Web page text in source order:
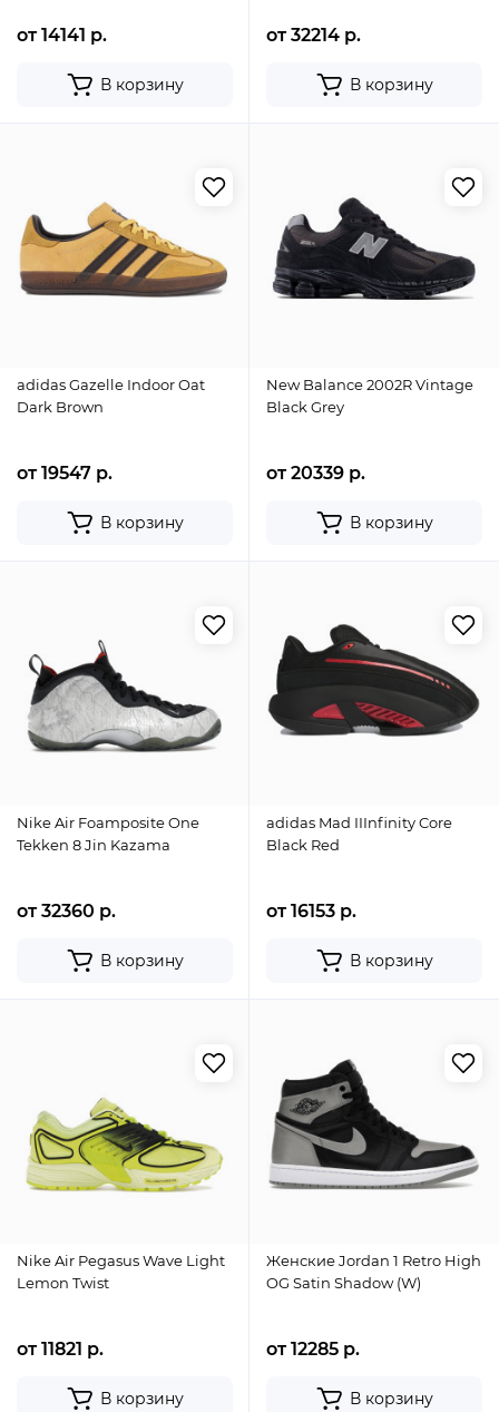
от 14141 р.
В корзину
от 32214 р.
В корзину
adidas Gazelle Indoor Oat
Dark Brown
от 19547 р.
В корзину
New Balance 2002R Vintage
Black Grey
от 20339 р.
В корзину
Nike Air Foamposite One
Tekken 8 Jin Kazama
от 32360 р.
В корзину
adidas Mad IIInfinity Core
Black Red
от 16153 р.
В корзину
Nike Air Pegasus Wave Light
Lemon Twist
от 11821 р.
В корзину
Женские Jordan 1 Retro High
OG Satin Shadow (W)
от 12285 р.
В корзину